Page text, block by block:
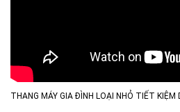
THANG MÁY GIA ĐÌNH LOẠI NHỎ TIẾT KIỆM